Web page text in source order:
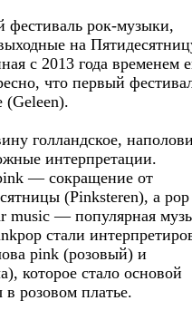
рок-музыки,
на
с 2013 года временем
что первый
(Geleen).
голландское,
интерпретации.
— сокращение от
(Pinksteren), а
music — популярная
стали
pink (розовый) и
которое стало основой
розовом платье.